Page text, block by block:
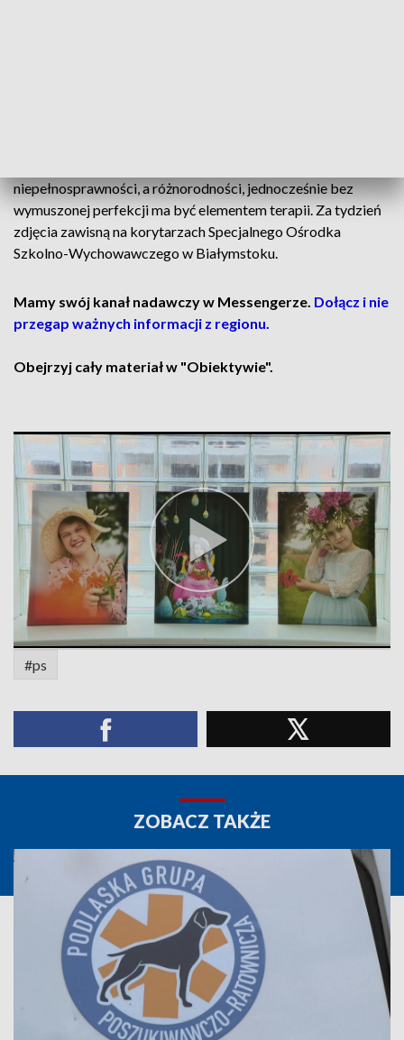
niepełnosprawności, a różnorodności, jednocześnie bez
wymuszonej perfekcji ma być elementem terapii. Za tydzień
zdjęcia zawisną na korytarzach Specjalnego Ośrodka
Szkolno-Wychowawczego w Białymstoku.
Mamy swój kanał nadawczy w Messengerze. Dołącz i nie
przegap ważnych informacji z regionu.
Obejrzyj cały materiał w "Obiektywie".
#ps
ZOBACZ TAKŻE